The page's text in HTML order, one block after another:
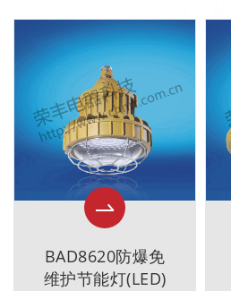
BAD8620防爆免
维护节能灯(LED)